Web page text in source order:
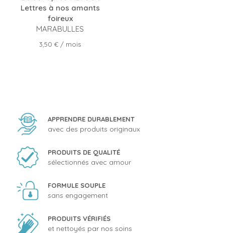
Lettres à nos amants
foireux
MARABULLES
Prix
3,50 € / mois
APPRENDRE DURABLEMENT
avec des produits originaux
PRODUITS DE QUALITÉ
sélectionnés avec amour
FORMULE SOUPLE
sans engagement
PRODUITS VÉRIFIÉS
et nettoyés par nos soins